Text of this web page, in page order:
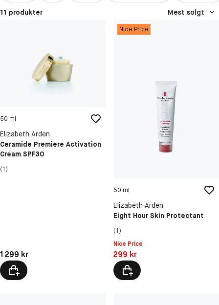
11 produkter Mest solgt
50 ml
Elizabeth Arden
Ceramide Premiere Activation
Cream SPF30
(1)
Pris: 1 299 kr
1 299 kr
Nice Price
50 ml
Elizabeth Arden
Eight Hour Skin Protectant
(1)
Nice Price
Pris: 299 kr
299 kr